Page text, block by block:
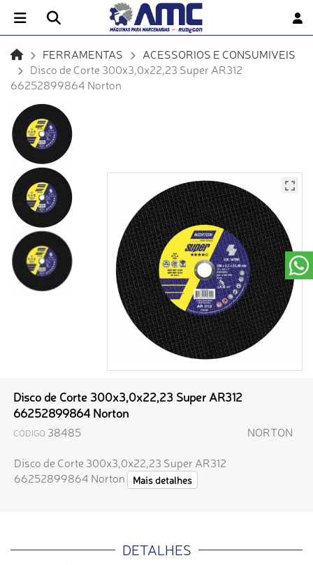
FERRAMENTAS
ACESSORIOS E CONSUMIVEIS
Disco de Corte 300x3,0x22,23 Super AR312
66252899864 Norton
Disco de Corte 300x3,0x22,23 Super AR312
66252899864 Norton
CÓDIGO 38485
NORTON
Disco de Corte 300x3,0x22,23 Super AR312
66252899864 Norton
Mais detalhes
DETALHES